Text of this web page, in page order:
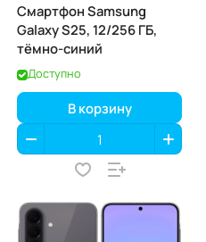
Смартфон Samsung
Galaxy S25, 12/256 ГБ,
тёмно-синий
Доступно
В корзину